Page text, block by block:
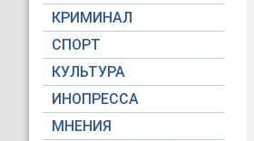
КРИМИНАЛ
СПОРТ
КУЛЬТУРА
ИНОПРЕССА
МНЕНИЯ